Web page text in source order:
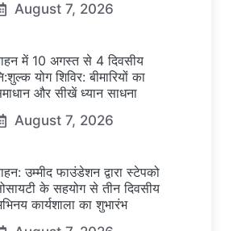
August 7, 2026
में 10 अगस्त से 4 दिवसीय
योग शिविर: बीमारियों का
और सीखें ध्यान साधना
August 7, 2026
उम्मीद फाउंडेशन द्वारा स्टेपको
के सहयोग से तीन दिवसीय
कार्यशाला का शुभारंभ